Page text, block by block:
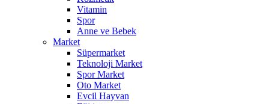
Vitamin
Spor
Anne ve Bebek
Market
Süpermarket
Teknoloji Market
Spor Market
Oto Market
Evcil Hayvan